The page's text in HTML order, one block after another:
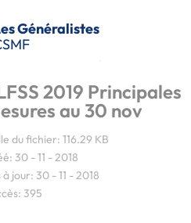
Généralistes
2019 Principales
au 30 nov
du fichier: 116.29 KB
30 - 11 - 2018
à jour: 30 - 11 - 2018
395